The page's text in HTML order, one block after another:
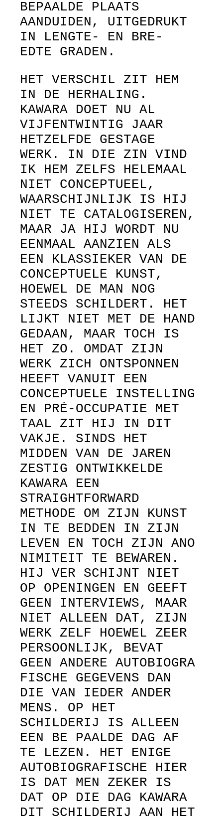
BEPAALDE PLAATS
AANDUIDEN, UITGEDRUKT
IN LENGTE- EN BRE-
EDTE GRADEN.
HET VERSCHIL ZIT HEM
IN DE HERHALING.
KAWARA DOET NU AL
VIJFENTWINTIG JAAR
HETZELFDE GESTAGE
WERK. IN DIE ZIN VIND
IK HEM ZELFS HELEMAAL
NIET CONCEPTUEEL,
WAARSCHIJNLIJK IS HIJ
NIET TE CATALOGISEREN,
MAAR JA HIJ WORDT NU
EENMAAL AANZIEN ALS
EEN KLASSIEKER VAN DE
CONCEPTUELE KUNST,
HOEWEL DE MAN NOG
STEEDS SCHILDERT. HET
LIJKT NIET MET DE HAND
GEDAAN, MAAR TOCH IS
HET ZO. OMDAT ZIJN
WERK ZICH ONTSPONNEN
HEEFT VANUIT EEN
CONCEPTUELE INSTELLING
EN PRÉ-OCCUPATIE MET
TAAL ZIT HIJ IN DIT
VAKJE. SINDS HET
MIDDEN VAN DE JAREN
ZESTIG ONTWIKKELDE
KAWARA EEN
STRAIGHTFORWARD
METHODE OM ZIJN KUNST
IN TE BEDDEN IN ZIJN
LEVEN EN TOCH ZIJN ANO
NIMITEIT TE BEWAREN.
HIJ VER SCHIJNT NIET
OP OPENINGEN EN GEEFT
GEEN INTERVIEWS, MAAR
NIET ALLEEN DAT, ZIJN
WERK ZELF HOEWEL ZEER
PERSOONLIJK, BEVAT
GEEN ANDERE AUTOBIOGRA
FISCHE GEGEVENS DAN
DIE VAN IEDER ANDER
MENS. OP HET
SCHILDERIJ IS ALLEEN
EEN BE PAALDE DAG AF
TE LEZEN. HET ENIGE
AUTOBIOGRAFISCHE HIER
IS DAT MEN ZEKER IS
DAT OP DIE DAG KAWARA
DIT SCHILDERIJ AAN HET